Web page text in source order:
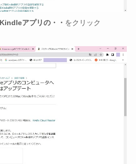
アプリの・・ をクリック